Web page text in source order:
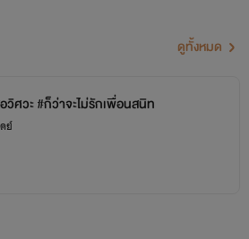
ดูทั้งหมด
วิศวะ #ก็ว่าจะไม่รักเพื่อนสนิท
ย์